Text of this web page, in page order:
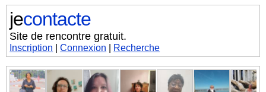
jecontacte
Site de rencontre gratuit.
Inscription |Connexion Recherche